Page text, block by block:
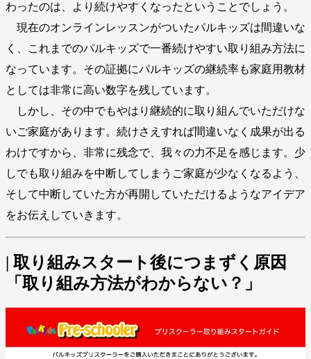
わったのは、より続けやすくなったということでしょう。
現在のオンラインレッスンがついたパルキッズは間違いな
く、これまでのパルキッズで一番続けやすい取り組み方法に
なっています。その証拠にパルキッズの継続率も家庭用教材
としては非常に高い数字を残しています。
しかし、その中でもやはり継続的に取り組んでいただけな
いご家庭があります。続けさえすれば間違いなく成果が出る
わけですから、非常に残念で、我々の力不足を感じます。少
しでも取り組みを中断してしまうご家庭が少なくなるよう、
そして中断していた方が再開していただけるようなアイデア
をお伝えしていきます。
| 取り組みスタート後につまずく原因
「取り組み方法がわからない？」